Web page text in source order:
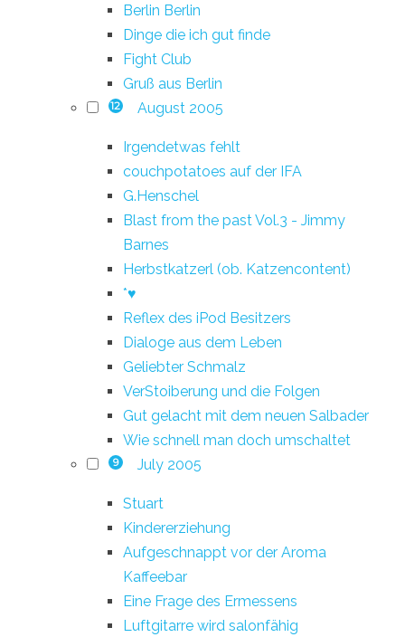
Berlin Berlin
Dinge die ich gut finde
Fight Club
Gruß aus Berlin
12 August 2005
Irgendetwas fehlt
couchpotatoes auf der IFA
G.Henschel
Blast from the past Vol.3 - Jimmy
Barnes
Herbstkatzerl (ob. Katzencontent)
*♥
Reflex des iPod Besitzers
Dialoge aus dem Leben
Geliebter Schmalz
VerStoiberung und die Folgen
Gut gelacht mit dem neuen Salbader
Wie schnell man doch umschaltet
9 July 2005
Stuart
Kindererziehung
Aufgeschnappt vor der Aroma
Kaffeebar
Eine Frage des Ermessens
Luftgitarre wird salonfähig